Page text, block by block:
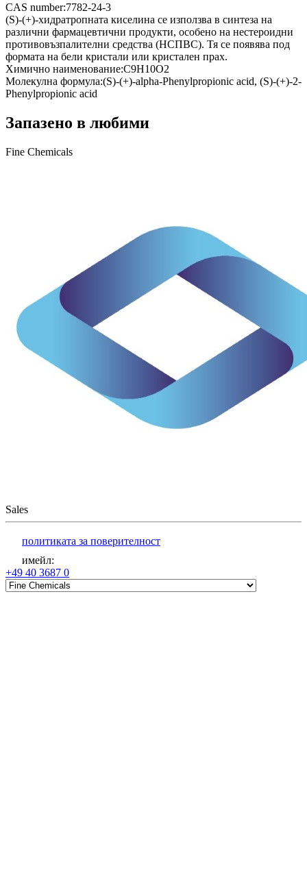
CAS number:7782-24-3
(S)-(+)-хидратропната киселина се използва в синтеза на
различни фармацевтични продукти, особено на нестероидни
противовъзпалителни средства (НСПВС). Тя се появява под
формата на бели кристали или кристален прах.
Химично наименование:C9H10O2
Молекулна формула:(S)-(+)-alpha-Phenylpropionic acid, (S)-(+)-2-
Phenylpropionic acid
Запазено в любими
Fine Chemicals
Sales
политиката за поверителност
имейл:
+49 40 3687 0